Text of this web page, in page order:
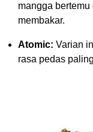
mangga
membakar.
Atomic: Varian
rasa pedas